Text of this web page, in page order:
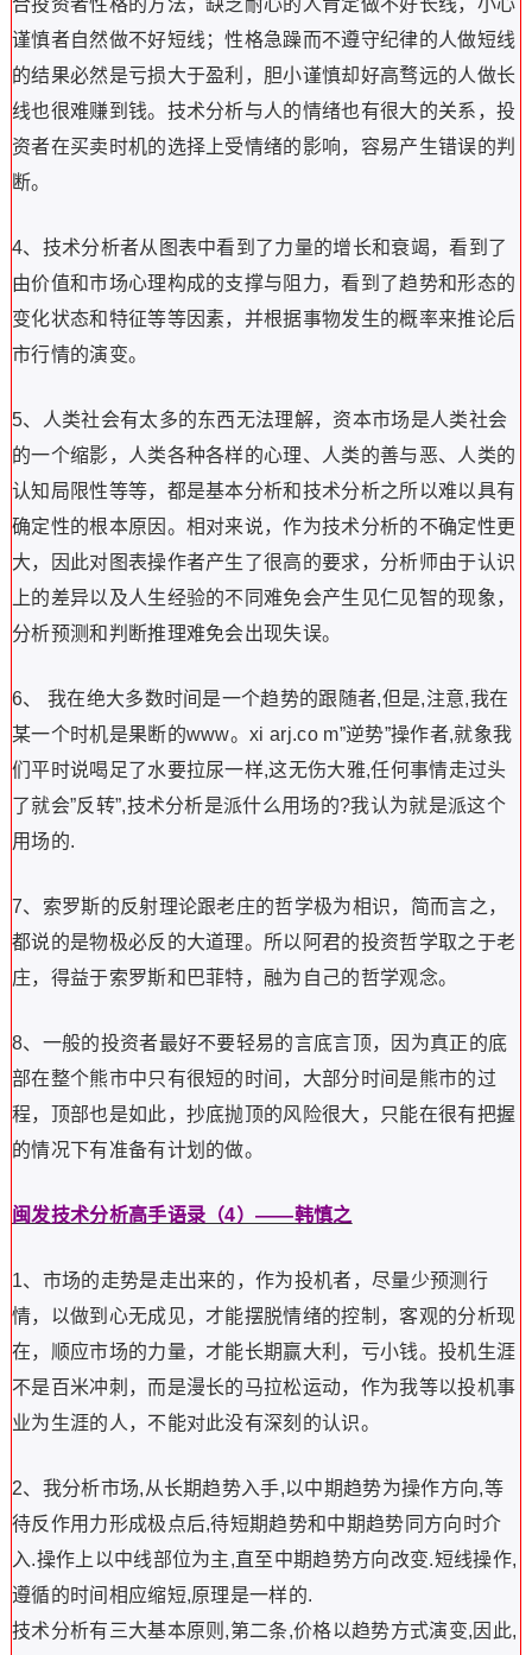
合投资者性格的方法，缺乏耐心的人肯定做不好长线，小心
谨慎者自然做不好短线；性格急躁而不遵守纪律的人做短线
的结果必然是亏损大于盈利，胆小谨慎却好高骛远的人做长
线也很难赚到钱。技术分析与人的情绪也有很大的关系，投
资者在买卖时机的选择上受情绪的影响，容易产生错误的判
断。
4、技术分析者从图表中看到了力量的增长和衰竭，看到了
由价值和市场心理构成的支撑与阻力，看到了趋势和形态的
变化状态和特征等等因素，并根据事物发生的概率来推论后
市行情的演变。
5、人类社会有太多的东西无法理解，资本市场是人类社会
的一个缩影，人类各种各样的心理、人类的善与恶、人类的
认知局限性等等，都是基本分析和技术分析之所以难以具有
确定性的根本原因。相对来说，作为技术分析的不确定性更
大，因此对图表操作者产生了很高的要求，分析师由于认识
上的差异以及人生经验的不同难免会产生见仁见智的现象，
分析预测和判断推理难免会出现失误。
6、 我在绝大多数时间是一个趋势的跟随者,但是,注意,我在
某一个时机是果断的www。xi arj.co m”逆势”操作者,就象我
们平时说喝足了水要拉尿一样,这无伤大雅,任何事情走过头
了就会”反转”,技术分析是派什么用场的?我认为就是派这个
用场的.
7、索罗斯的反射理论跟老庄的哲学极为相识，简而言之，
都说的是物极必反的大道理。所以阿君的投资哲学取之于老
庄，得益于索罗斯和巴菲特，融为自己的哲学观念。
8、一般的投资者最好不要轻易的言底言顶，因为真正的底
部在整个熊市中只有很短的时间，大部分时间是熊市的过
程，顶部也是如此，抄底抛顶的风险很大，只能在很有把握
的情况下有准备有计划的做。
闽发技术分析高手语录（4）——韩慎之
1、市场的走势是走出来的，作为投机者，尽量少预测行
情，以做到心无成见，才能摆脱情绪的控制，客观的分析现
在，顺应市场的力量，才能长期赢大利，亏小钱。投机生涯
不是百米冲刺，而是漫长的马拉松运动，作为我等以投机事
业为生涯的人，不能对此没有深刻的认识。
2、我分析市场,从长期趋势入手,以中期趋势为操作方向,等
待反作用力形成极点后,待短期趋势和中期趋势同方向时介
入.操作上以中线部位为主,直至中期趋势方向改变.短线操作,
遵循的时间相应缩短,原理是一样的.
技术分析有三大基本原则,第二条,价格以趋势方式演变,因此,